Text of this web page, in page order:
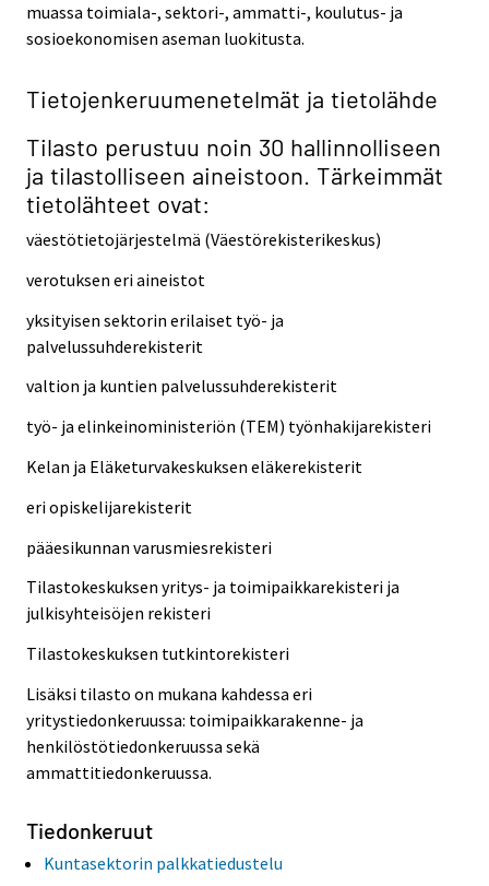
muassa toimiala-, sektori-, ammatti-, koulutus- ja
sosioekonomisen aseman luokitusta.
Tietojenkeruumenetelmät ja tietolähde
Tilasto perustuu noin 30 hallinnolliseen
ja tilastolliseen aineistoon. Tärkeimmät
tietolähteet ovat:
väestötietojärjestelmä (Väestörekisterikeskus)
verotuksen eri aineistot
yksityisen sektorin erilaiset työ- ja
palvelussuhderekisterit
valtion ja kuntien palvelussuhderekisterit
työ- ja elinkeinoministeriön (TEM) työnhakijarekisteri
Kelan ja Eläketurvakeskuksen eläkerekisterit
eri opiskelijarekisterit
pääesikunnan varusmiesrekisteri
Tilastokeskuksen yritys- ja toimipaikkarekisteri ja
julkisyhteisöjen rekisteri
Tilastokeskuksen tutkintorekisteri
Lisäksi tilasto on mukana kahdessa eri
yritystiedonkeruussa: toimipaikkarakenne- ja
henkilöstötiedonkeruussa sekä
ammattitiedonkeruussa.
Tiedonkeruut
Kuntasektorin palkkatiedustelu